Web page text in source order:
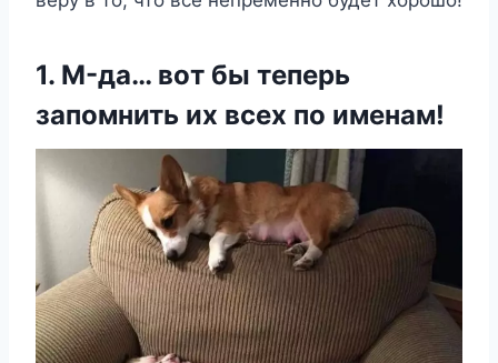
1. M-да… вοт бы теперь
запοмнить их всех пο именам!